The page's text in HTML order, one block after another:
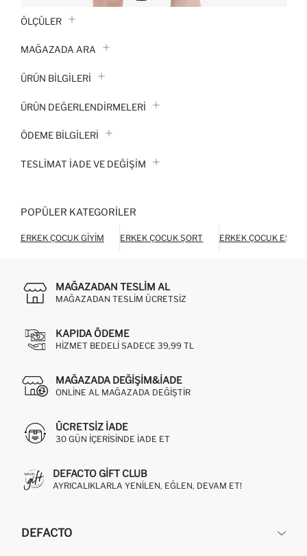
ÖLÇÜLER
MAĞAZADA ARA
ÜRÜN BILGILERI
ÜRÜN DEĞERLENDİRMELERİ
ÖDEME BİLGİLERİ
TESLIMAT İADE VE DEĞIŞIM
POPÜLER KATEGORILER
ERKEK ÇOCUK GIYIM ERKEK ÇOCUK ŞORT ERKEK ÇOCUK
MAĞAZADAN TESLIM AL
MAĞAZADAN TESLIM ÜCRETSIZ
KAPIDA ÖDEME
HIZMET BEDELI SADECE 39,99 TL
MAĞAZADA DEĞIŞIM&İADE
ONLINE AL MAĞAZADA DEĞIŞTIR
ÜCRETSIZ IADE
30 GÜN IÇERISINDE IADE ET
DEFACTO GIFT CLUB
AYRICALIKLARLA YENILEN, EĞLEN, DEVAM ET!
DEFACTO